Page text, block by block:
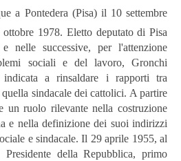
a Pontedera (Pisa) il 10 settembre
1978. Eletto deputato di Pisa
nelle successive, per l'attenzione
sociali e del lavoro, Gronchi
a rinsaldare i rapporti tra
sindacale dei cattolici. A partire
un ruolo rilevante nella costruzione
e nella definizione dei suoi indirizzi
e sindacale. Il 29 aprile 1955, al
della Repubblica, primo